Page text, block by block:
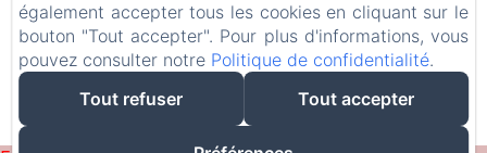
également accepter tous les cookies en cliquant sur le
bouton "Tout accepter". Pour plus d'informations, vous
pouvez consulter notre Politique de confidentialité.
Tout refuser
Tout accepter